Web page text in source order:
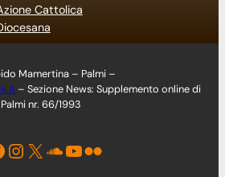
Cattolica
Mamertina – Palmi –
– Sezione News: Supplemento online di
nr. 66/1993
Instagram X Soundcloud YouTube Flickr